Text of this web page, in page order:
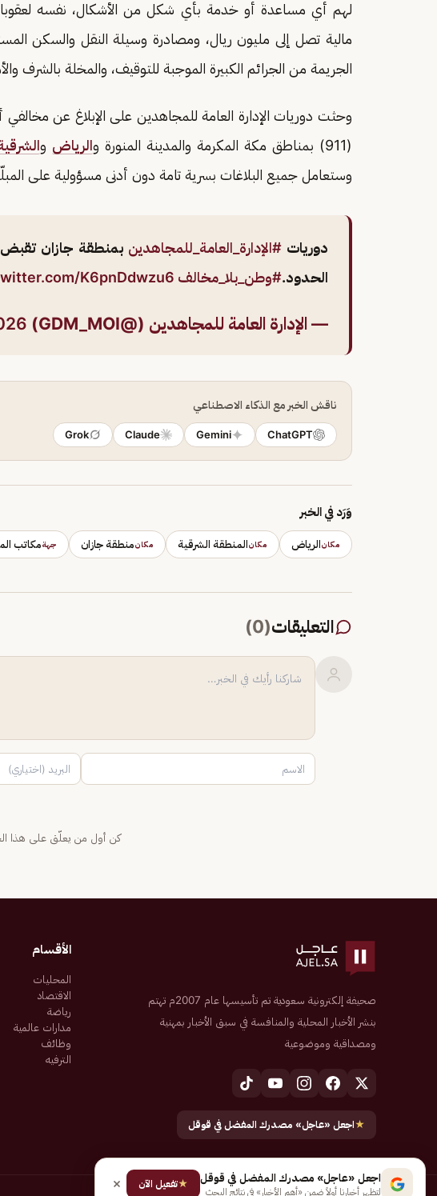
مالية تصل إلى مليون ريال، ومصادرة وسيلة النقل والسكن
الجريمة من الجرائم الكبيرة الموجبة للتوقيف، والمخلة بالشرف
وحثت دوريات الإدارة العامة للمجاهدين على الإبلاغ عن
(911) بمناطق مكة المكرمة والمدينة المنورة و
الرياض و
وستعامل جميع البلاغات بسرية تامة دون أدنى مسؤولية على
دوريات #الإدارة_العامة_للمجاهدين بمنطقة جازان
الحدود.#وطن_بلا_مخالف K6pnDdwzu6
— الإدارة العامة للمجاهدين (@GDM_MOI)
ناقش الخبر مع الذكاء الاصطناعي
ChatGPT
Gemini
Claude
Grok
وَرَد في الخبر
مكانالرياض مكانالمنطقة الشرقية مكانمنطقة جازان جهةمكاتب
التعليقات(
0
)
كن أول من يعلّق على هذا
صحيفة إلكترونية سعودية تم تأسيسها عام 2007م تهتم
بنشر الأخبار المحلية والمنافسة في سبق الأخبار بمهنية
ومصداقية وموضوعية
★اجعل «عاجل» مصدرك المفضل في قوقل
الأقسام
المحليات
الاقتصاد
رياضة
مدارات عالمية
وظائف
الترفيه
اجعل «عاجل» مصدرك المفضل في قوقل
لتظهر أخبارنا أولاً ضمن «أهم الأخبار» في نتائج البحث
★تفعيل الآن